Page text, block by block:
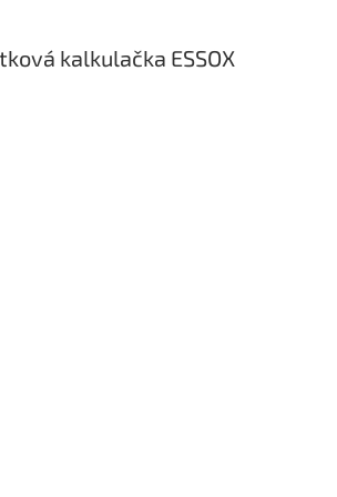
kalkulačka ESSOX